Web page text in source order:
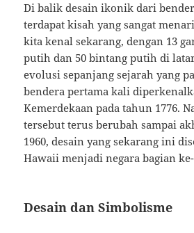
Di balik desain ikonik dari
terdapat kisah yang sangat
kita kenal sekarang, dengan 13
putih dan 50 bintang putih di
evolusi sepanjang sejarah yang
bendera pertama kali
Kemerdekaan pada tahun 1776.
tersebut terus berubah sampai
1960, desain yang sekarang ini
Hawaii menjadi negara bagian
Desain dan Simbolisme